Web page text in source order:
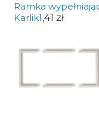
Ramka
Karlik1,41 zł